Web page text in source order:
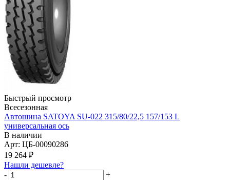
Быстрый просмотр
Всесезонная
Автошина SATOYA SU-022 315/80/22,5 157/153 L
универсальная ось
В наличии
Арт: ЦБ-00090286
19 264 ₽
Нашли дешевле?
-
+